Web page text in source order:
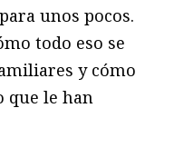
unos pocos.
todo eso se
y cómo
que le han